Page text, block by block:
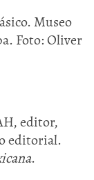
Museo
Foto: Oliver
editor,
editorial.
.